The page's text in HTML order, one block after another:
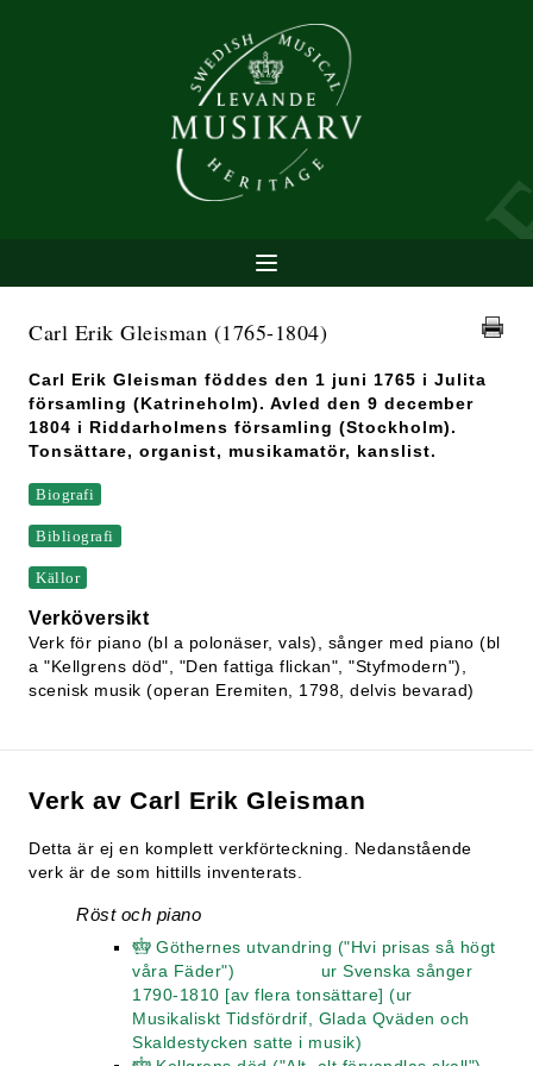
Carl Erik Gleisman (1765-1804)
Carl Erik Gleisman föddes den 1 juni 1765 i Julita
församling (Katrineholm). Avled den 9 december
1804 i Riddarholmens församling (Stockholm).
Tonsättare, organist, musikamatör, kanslist.
Biografi
Bibliografi
Källor
Verköversikt
Verk för piano (bl a polonäser, vals), sånger med piano (bl
a "Kellgrens död", "Den fattiga flickan", "Styfmodern"),
scenisk musik (operan Eremiten, 1798, delvis bevarad)
Verk av Carl Erik Gleisman
Detta är ej en komplett verkförteckning. Nedanstående
verk är de som hittills inventerats.
Röst och piano
Göthernes utvandring ("Hvi prisas så högt
våra Fäder") ur Svenska sånger
1790-1810 [av flera tonsättare] (ur
Musikaliskt Tidsfördrif, Glada Qväden och
Skaldestycken satte i musik)